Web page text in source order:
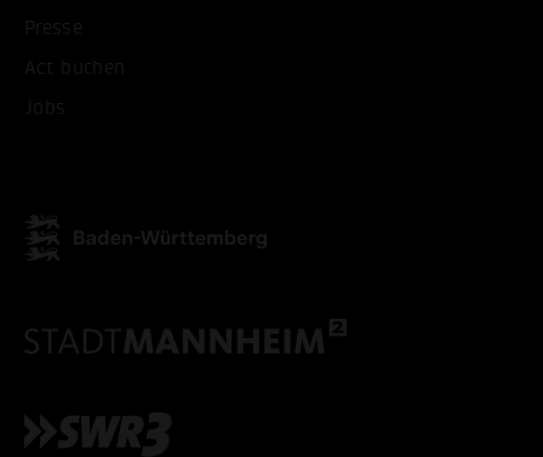
Presse
Act buchen
Jobs